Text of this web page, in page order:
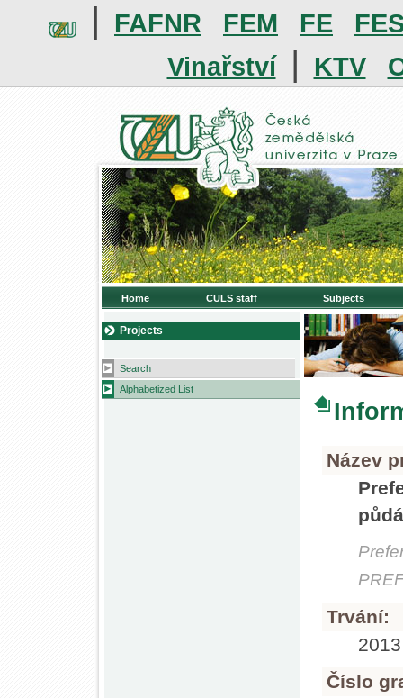
| FAFNR FEM FE
Vinařství | KTV
Home CULS staff Subjects
Projects
Search
Alphabetized List
Název
Trvání:
Číslo